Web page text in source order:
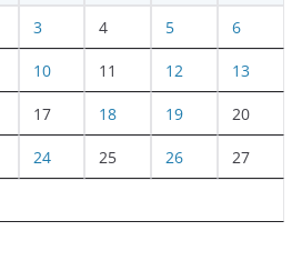
3 4 5 6
10 11 12 13
17 18 19 20
24 25 26 27